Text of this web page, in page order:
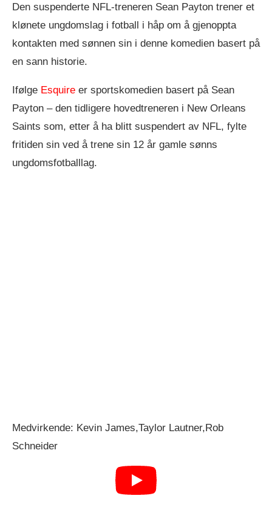
Den suspenderte NFL-treneren Sean Payton trener et
klønete ungdomslag i fotball i håp om å gjenoppta
kontakten med sønnen sin i denne komedien basert på
en sann historie.
Ifølge Esquire er sportskomedien basert på Sean
Payton – den tidligere hovedtreneren i New Orleans
Saints som, etter å ha blitt suspendert av NFL, fylte
fritiden sin ved å trene sin 12 år gamle sønns
ungdomsfotballlag.
Medvirkende: Kevin James,Taylor Lautner,Rob
Schneider